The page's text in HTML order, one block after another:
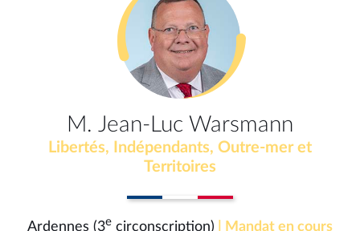
M. Jean-Luc Warsmann
Libertés, Indépendants, Outre-mer et
Territoires
Ardennes (3e circonscription) | Mandat en cours